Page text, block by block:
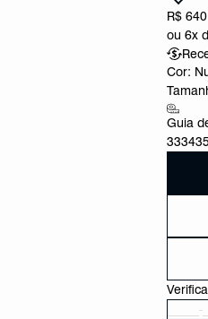
R$ 640
ou6x
Cor:
Guia
3334